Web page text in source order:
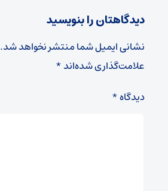
دیدگاهتان را بنویسید
نشانی ایمیل شما منتشر نخواهد شد.
علامت‌گذاری شده‌اند*
دیدگاه*